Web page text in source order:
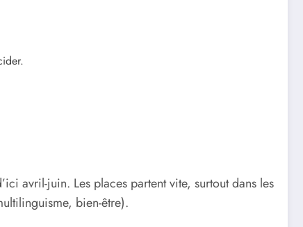
avril-juin. Les places partent vite, surtout dans les
bien-être).